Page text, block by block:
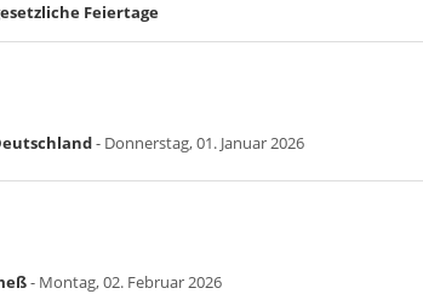
Feiertage
- Donnerstag, 01. Januar 2026
- Montag, 02. Februar 2026